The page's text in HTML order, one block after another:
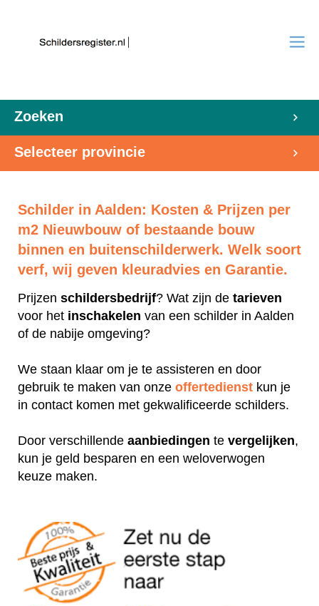
Zoeken
Selecteer provincie
Schilder in Aalden: Kosten & Prijzen per
m2 Nieuwbouw of bestaande bouw
binnen en buitenschilderwerk. Welk soort
verf, wij geven kleuradvies en Garantie.
Prijzen schildersbedrijf? Wat zijn de tarieven
voor het inschakelen van een schilder in Aalden
of de nabije omgeving?
We staan klaar om je te assisteren en door
gebruik te maken van onze offertedienst kun je
in contact komen met gekwalificeerde schilders.
Door verschillende aanbiedingen te vergelijken,
kun je geld besparen en een weloverwogen
keuze maken.